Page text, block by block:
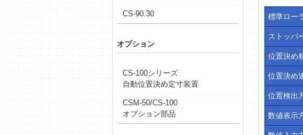
標準ロー
ストッパ
位置決め
位置決め
位置検出
数値表示
CS-90.30
オプション
CS-100シリーズ
自動位置決め定寸装置
CSM-50/CS-100
オプション部品